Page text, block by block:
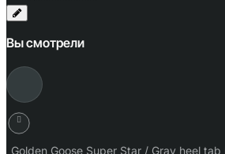
Вы смотрели
Golden Goose Super Star / Gray heel